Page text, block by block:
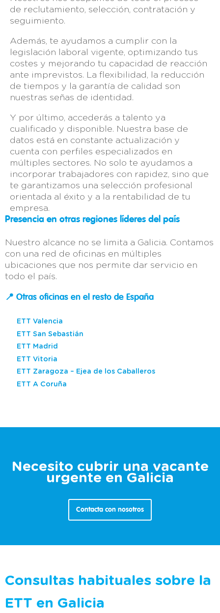
de reclutamiento, selección, contratación y
seguimiento.
Además, te ayudamos a cumplir con la
legislación laboral vigente, optimizando tus
costes y mejorando tu capacidad de reacción
ante imprevistos. La flexibilidad, la reducción
de tiempos y la garantía de calidad son
nuestras señas de identidad.
Y por último, accederás a talento ya
cualificado y disponible. Nuestra base de
datos está en constante actualización y
cuenta con perfiles especializados en
múltiples sectores. No solo te ayudamos a
incorporar trabajadores con rapidez, sino que
te garantizamos una selección profesional
orientada al éxito y a la rentabilidad de tu
empresa.
Presencia en otras regiones líderes del país
Nuestro alcance no se limita a Galicia. Contamos
con una red de oficinas en múltiples
ubicaciones que nos permite dar servicio en
todo el país.
📍 Otras oficinas en el resto de España
ETT Valencia
ETT San Sebastián
ETT Madrid
ETT Vitoria
ETT Zaragoza – Ejea de los Caballeros
ETT A Coruña
Necesito cubrir una vacante
urgente en Galicia
Contacta con nosotros
Consultas habituales sobre la
ETT en Galicia